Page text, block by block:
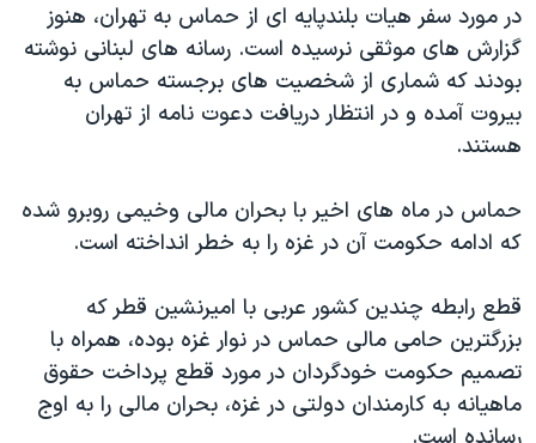
در مورد سفر هیات بلندپایه ای از حماس به تهران، هنوز
گزارش های موثقی نرسیده است. رسانه های لبنانی نوشته
بودند که شماری از شخصیت های برجسته حماس به
بیروت آمده و در انتظار دریافت دعوت نامه از تهران
هستند.
حماس در ماه های اخیر با بحران مالی وخیمی روبرو شده
که ادامه حکومت آن در غزه را به خطر انداخته است.
قطع رابطه چندین کشور عربی با امیرنشین قطر که
بزرگترین حامی مالی حماس در نوار غزه بوده، همراه با
تصمیم حکومت خودگردان در مورد قطع پرداخت حقوق
ماهیانه به کارمندان دولتی در غزه، بحران مالی را به اوج